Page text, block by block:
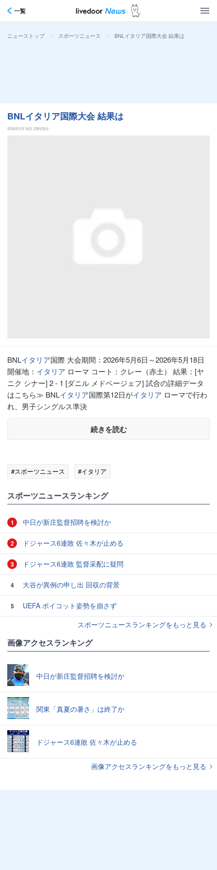
一覧
ニューストップ > スポーツニュース > BNLイタリア国際大会 結果は
BNLイタリア国際大会 結果は
2026年5月16日 23時32分
BNLイタリア国際 大会期間：2026年5月6日～2026年5月18日
開催地： イタリア ローマ コート：クレー（赤土） 結果：[ヤ
ニク シナー] 2 - 1 [ダニル メドベージェフ] 試合の詳細データ
はこちら≫ BNLイタリア国際第12日がイタリア ローマで行わ
れ、男子シングルス準決
続きを読む
#スポーツニュース #イタリア
スポーツニュースランキング
1 中日が新庄監督招聘を検討か
2 ドジャース6連敗 佐々木が止める
3 ドジャース6連敗 監督采配に疑問
4 大谷が異例の申し出 回収の背景
5
UEFA ボイコット姿勢を崩さず
スポーツニュースランキングをもっと見る
画像アクセスランキング
中日が新庄監督招聘を検討か
関東「真夏の暑さ」は終了か
ドジャース6連敗 佐々木が止める
画像アクセスランキングをもっと見る